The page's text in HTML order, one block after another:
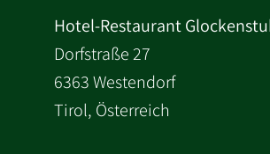
Hotel-Restaurant
Dorfstraße 27
6363 Westendorf
Tirol, Österreich